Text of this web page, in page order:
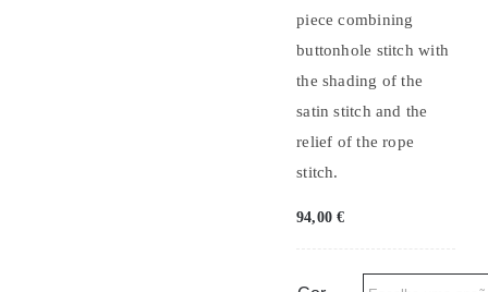
piece combining
buttonhole stitch with
the shading of the
satin stitch and the
relief of the rope
stitch.
94,00€